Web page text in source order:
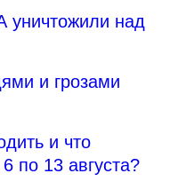
над
и грозами
и что
по 13 августа?